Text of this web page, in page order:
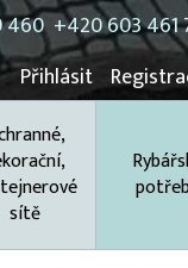
460 +420 603 461
Přihlásit
sítě